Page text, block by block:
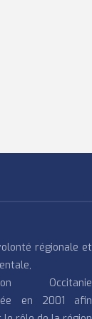
régionale et
Occitanie
en 2001 afin